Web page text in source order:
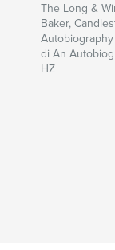
The Long &
Baker,
di An
HZ